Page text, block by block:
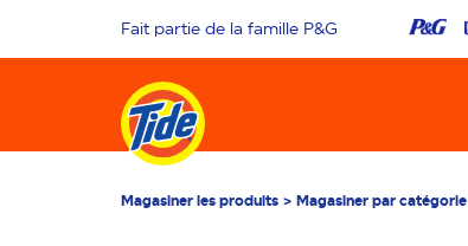
Fait partie de la famille P&G
Magasiner les produits Magasiner par catégorie